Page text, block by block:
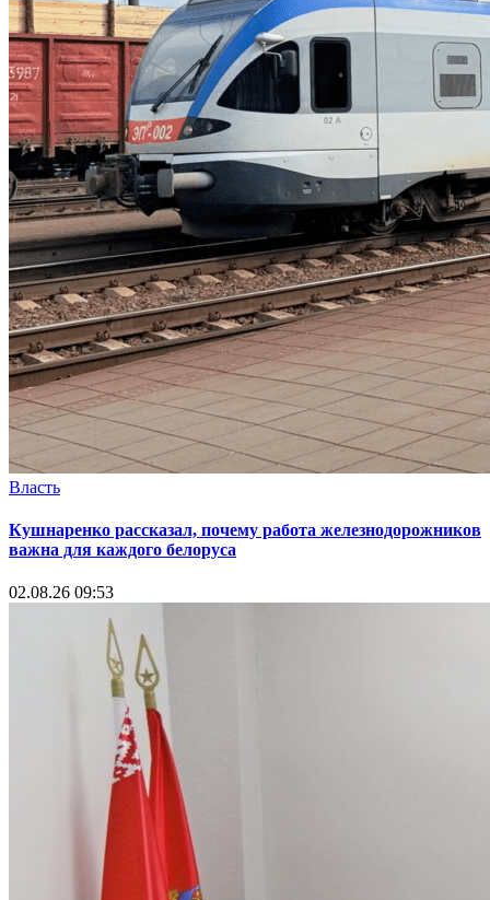
Власть
Кушнаренко рассказал, почему работа железнодорожников
важна для каждого белоруса
02.08.26 09:53